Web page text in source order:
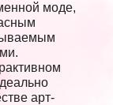
моде,
арт-